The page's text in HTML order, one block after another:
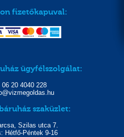
fizetőkapuval:
ügyfélszolgálat:
06 20 4040 228
szaküzlet:
Szilas utca 7.
Hétfő-Péntek 9-16